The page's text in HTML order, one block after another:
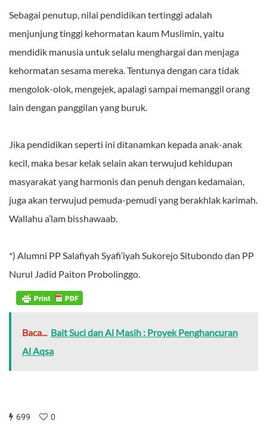
Sebagai penutup, nilai pendidikan tertinggi adalah
menjunjung tinggi kehormatan kaum Muslimin, yaitu
mendidik manusia untuk selalu menghargai dan menjaga
kehormatan sesama mereka. Tentunya dengan cara tidak
mengolok-olok, mengejek, apalagi sampai memanggil orang
lain dengan panggilan yang buruk.
Jika pendidikan seperti ini ditanamkan kepada anak-anak
kecil, maka besar kelak selain akan terwujud kehidupan
masyarakat yang harmonis dan penuh dengan kedamaian,
juga akan terwujud pemuda-pemudi yang berakhlak karimah.
Wallahu a’lam bisshawaab.
*) Alumni PP Salafiyah Syafi’iyah Sukorejo Situbondo dan PP
Nurul Jadid Paiton Probolinggo.
Baca... Bait Suci dan Al Masih : Proyek Penghancuran
Al Aqsa
699 0